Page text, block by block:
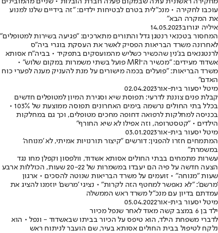
עוכבו לחקירה • מנכ"לית בטרם לבטיחות ילדים: "זה בידיים שלנו למנוע
את המקרה הבא"
איליה יגורוב14.05.2023
המחסור בטכנאי רנטגן גדל והתורים מתארכים: "פגיעה בשירות למטופלים"
לאחרונה משרד הבריאות הפסיק לאשר את העסקת בוגרי ביה"ס
לרנטגנאים בג'נין שהכשיר כשליש מהמועסקים בתפקיד • בביה"ח אסותא
אשדוד מעידים: "מכשיר ה־MRI פועל בשתי משמרות במקום שלוש" •
משרד הבריאות: "פועלים בכמה מישורים על מנת להעניק מענה לפערי כוח
האדם"
מיטל יסעור בית-אור02.04.2023
קבלת פנים צוננת לדרעי: תפוסת שיא וסגירת המיון למטופלים חדשים
בכלל בתי החולים נרשמה בימים האחרונים תפוסה ממוצעת של 103% •
בכניסה למחלקות לרפואה דחופה מחכים מטופלים, וכך גם במחלקות
הילדים • "קטסטרופה, וזה אפילו לא שיא החורף"
מיטל יסעור בית-אור03.01.2023
המתמחים חזרו להפגין: דורשים "קיצור תורנויות אמיתי, לא 'מנוחה'
במשמרת"
עשרות מתמחים בבתי החולים אסותא אשדוד, וולפסון וקפלן מחו נגד
הצעה חדשה על פיה הם יעבדו במשמרות של 20-22 שעות, הכוללות ארבע
שעות "מנוחה" • זועמים על משרד הבריאות שנוטה להסכים • ארגון
'מרשם': "לא נאפשר למחטף הזה לקרות" • נציגי 'מרשם' יוזמנו להציג את
עמדתם בדיון עם מנכ"ל משרד ראש הממשלה
מיטל יסעור בית-אור05.04.2022
ילד בן 6 במצב קשה מאוד לאחר שנפל מכיור
לדברי משפחת הילד, הוא טיפס על הכיור בביתו שבאשדוד - ונפל • הוא
נלקח לטיפול בבית החולים אסותא בעיר, שם הועבר לניתוח ראש